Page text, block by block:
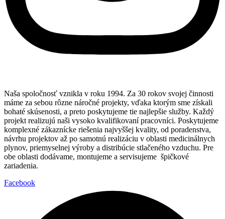
Naša spoločnosť vznikla v roku 1994. Za 30 rokov svojej činnosti
máme za sebou rôzne náročné projekty, vďaka ktorým sme získali
bohaté skúsenosti, a preto poskytujeme tie najlepšie služby. Každý
projekt realizujú naši vysoko kvalifikovaní pracovníci. Poskytujeme
komplexné zákaznícke riešenia najvyššej kvality, od poradenstva,
návrhu projektov až po samotnú realizáciu v oblasti medicinálnych
plynov, priemyselnej výroby a distribúcie stlačeného vzduchu. Pre
obe oblasti dodávame, montujeme a servisujeme špičkové
zariadenia.
Facebook